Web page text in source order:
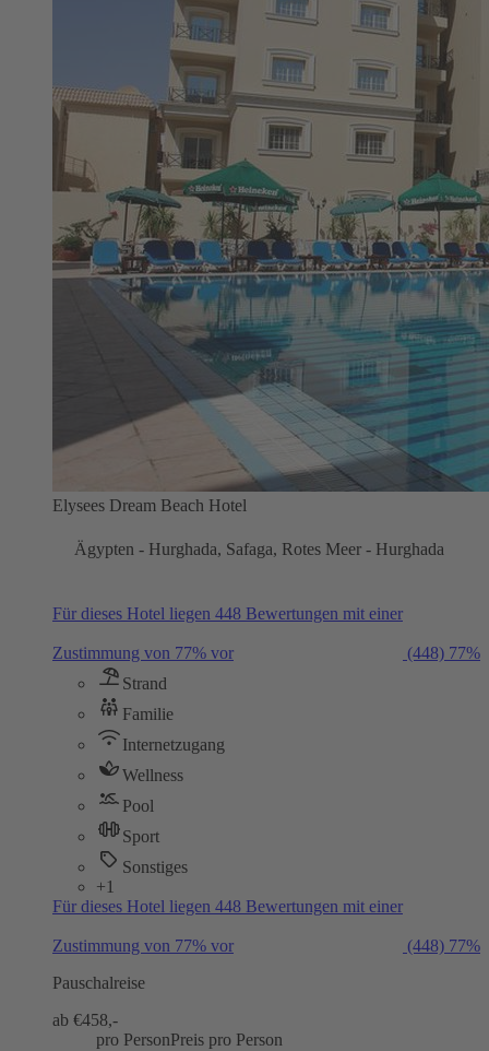
Elysees Dream Beach Hotel
Ägypten - Hurghada, Safaga, Rotes Meer - Hurghada
Für dieses Hotel liegen 448 Bewertungen mit einer
Zustimmung von 77% vor (448) 77%
Strand
Familie
Internetzugang
Wellness
Pool
Sport
Sonstiges
+1
Für dieses Hotel liegen 448 Bewertungen mit einer
Zustimmung von 77% vor (448) 77%
Pauschalreise
ab €458,-
pro PersonPreis pro Person